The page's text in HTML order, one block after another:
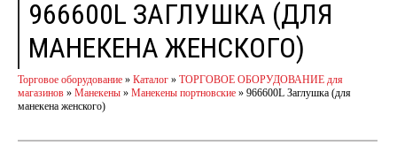
966600L ЗАГЛУШКА (ДЛЯ
МАНЕКЕНА ЖЕНСКОГО)
Торговое оборудование » Каталог » ТОРГОВОЕ ОБОРУДОВАНИЕ для
магазинов » Манекены » Манекены портновские » 966600L Заглушка (для
манекена женского)